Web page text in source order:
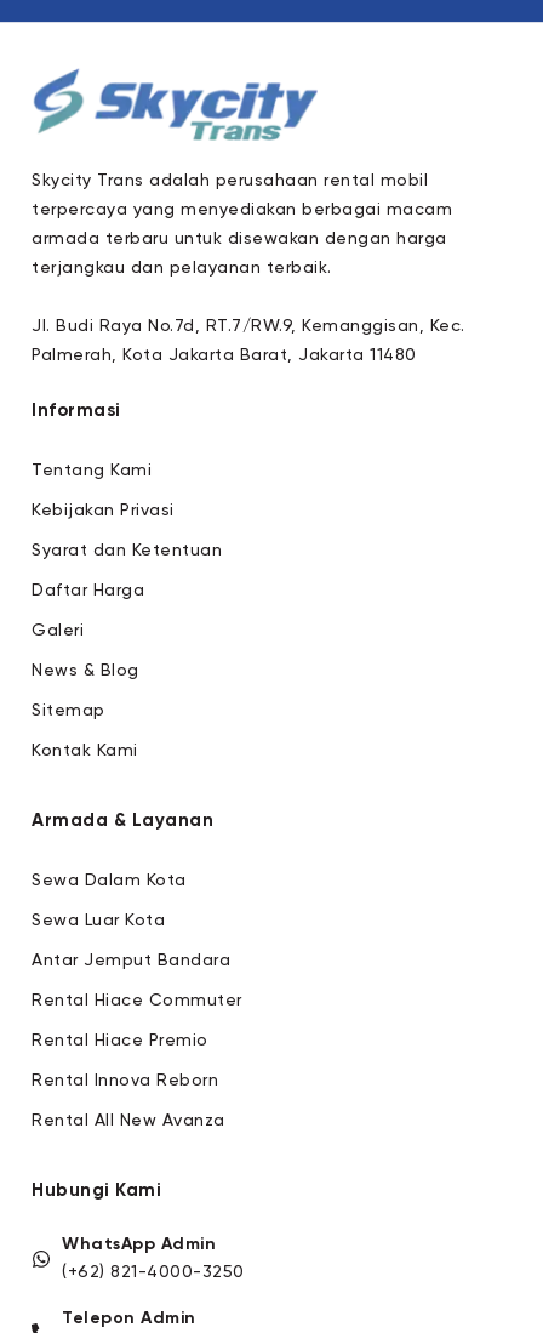
Skycity Trans adalah perusahaan rental mobil
terpercaya yang menyediakan berbagai macam
armada terbaru untuk disewakan dengan harga
terjangkau dan pelayanan terbaik.
Jl. Budi Raya No.7d, RT.7/RW.9, Kemanggisan, Kec.
Palmerah, Kota Jakarta Barat, Jakarta 11480
Informasi
Tentang Kami
Kebijakan Privasi
Syarat dan Ketentuan
Daftar Harga
Galeri
News & Blog
Sitemap
Kontak Kami
Armada & Layanan
Sewa Dalam Kota
Sewa Luar Kota
Antar Jemput Bandara
Rental Hiace Commuter
Rental Hiace Premio
Rental Innova Reborn
Rental All New Avanza
Hubungi Kami
WhatsApp Admin
(+62) 821-4000-3250
Telepon Admin